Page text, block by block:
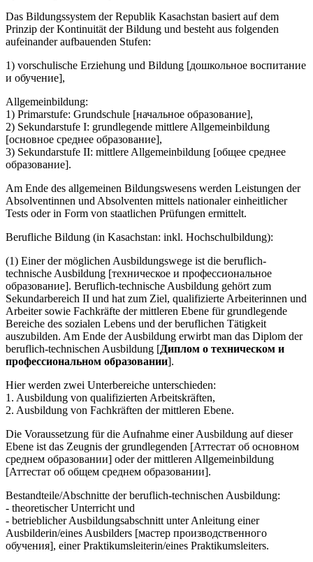
Das Bildungssystem der Republik Kasachstan basiert auf dem
Prinzip der Kontinuität der Bildung und besteht aus folgenden
aufeinander aufbauenden Stufen:
1) vorschulische Erziehung und Bildung [дошкольное воспитание
и обучение],
Allgemeinbildung:
1) Primarstufe: Grundschule [начальное образование],
2) Sekundarstufe I: grundlegende mittlere Allgemeinbildung
[основное среднее образование],
3) Sekundarstufe II: mittlere Allgemeinbildung [общее cреднее
образование].
Am Ende des allgemeinen Bildungswesens werden Leistungen der
Absolventinnen und Absolventen mittels nationaler einheitlicher
Tests oder in Form von staatlichen Prüfungen ermittelt.
Berufliche Bildung (in Kasachstan: inkl. Hochschulbildung):
(1) Einer der möglichen Ausbildungswege ist die beruflich-
technische Ausbildung [техническое и профессиональное
образование]. Beruflich-technische Ausbildung gehört zum
Sekundarbereich II und hat zum Ziel, qualifizierte Arbeiterinnen und
Arbeiter sowie Fachkräfte der mittleren Ebene für grundlegende
Bereiche des sozialen Lebens und der beruflichen Tätigkeit
auszubilden. Am Ende der Ausbildung erwirbt man das Diplom der
beruflich-technischen Ausbildung [Диплом о техническом и
профессиональном образовании].
Hier werden zwei Unterbereiche unterschieden:
1. Ausbildung von qualifizierten Arbeitskräften,
2. Ausbildung von Fachkräften der mittleren Ebene.
Die Voraussetzung für die Aufnahme einer Ausbildung auf dieser
Ebene ist das Zeugnis der grundlegenden [Аттестат об основном
среднем образовании] oder der mittleren Allgemeinbildung
[Аттестат об общем среднем образовании].
Bestandteile/Abschnitte der beruflich-technischen Ausbildung:
- theoretischer Unterricht und
- betrieblicher Ausbildungsabschnitt unter Anleitung einer
Ausbilderin/eines Ausbilders [мастер производственного
обучения], einer Praktikumsleiterin/eines Praktikumsleiters.